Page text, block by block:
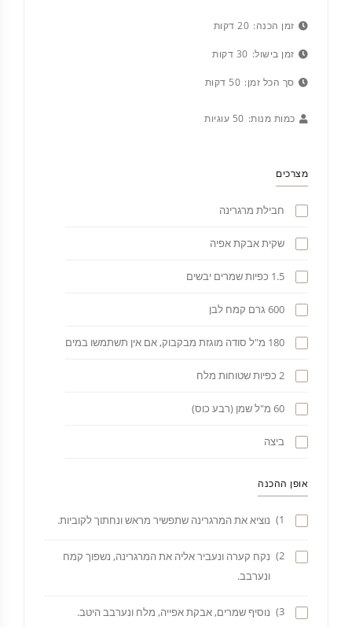
זמן הכנה: 20 דקות
זמן בישול: 30 דקות
סך הכל זמן: 50 דקות
כמות מנות: 50 עוגיות
מצרכים
חבילת מרגרינה
שקית אבקת אפיה
1.5 כפיות שמרים יבשים
600 גרם קמח לבן
180 מ"ל סודה מוגזת מבקבוק, אם אין תשתמשו במים
2 כפיות שטוחות מלח
60 מ"ל שמן (רבע כוס)
ביצה
אופן ההכנה
1) נוציא את המרגרינה שתפשיר מראש ונחתוך לקוביות.
2)
נקח קערה ונעביר אליה את המרגרינה, נשפוך קמח
ונערבב.
3) נוסיף שמרים, אבקת אפייה, מלח ונערבב היטב.